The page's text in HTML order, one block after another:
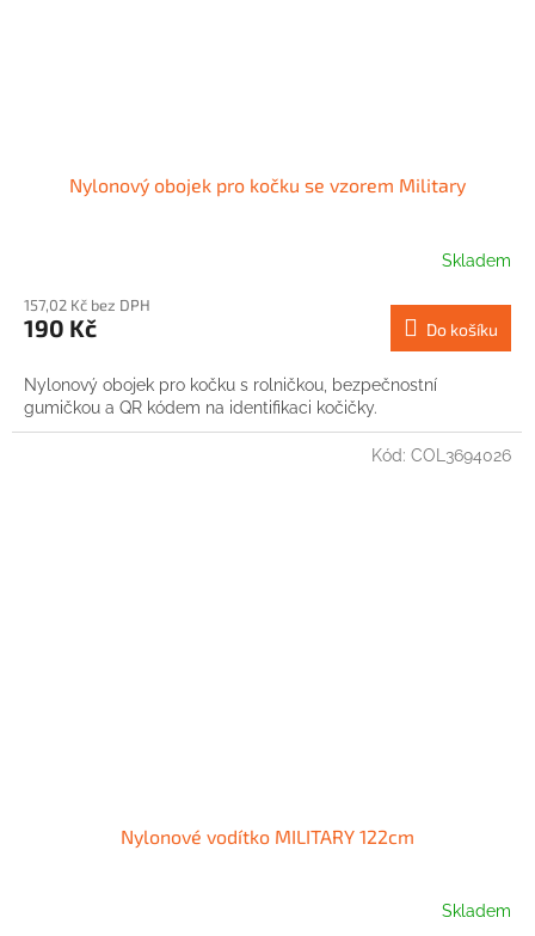
Nylonový obojek pro kočku se vzorem Military
Skladem
157,02 Kč bez DPH
190 Kč Do košíku
Nylonový obojek pro kočku s rolničkou, bezpečnostní
gumičkou a QR kódem na identifikaci kočičky.
Nylonové vodítko MILITARY 122cm
Skladem
Kód: COL3694026